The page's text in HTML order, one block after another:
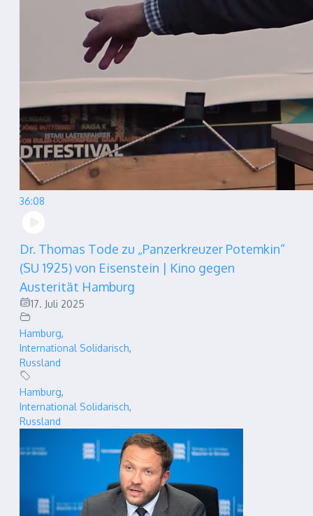
36:08
Dr. Thomas Tode zu „Panzerkreuzer Potemkin“
(SU 1925) von Eisenstein | Kino gegen
Austerität Hamburg
17. Juli 2025
Hamburg,
International Solidarisch,
Russland
Hamburg,
International Solidarisch,
Russland